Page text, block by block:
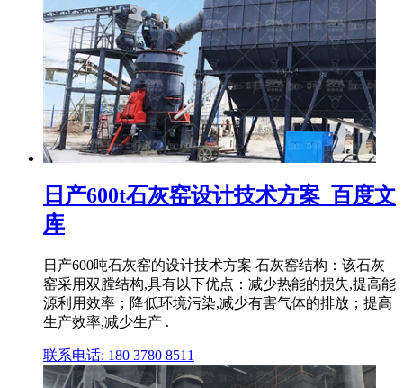
日产600t石灰窑设计技术方案_百度文
库
日产600吨石灰窑的设计技术方案 石灰窑结构：该石灰
窑采用双膛结构,具有以下优点：减少热能的损失,提高能
源利用效率；降低环境污染,减少有害气体的排放；提高
生产效率,减少生产 .
联系电话: 180 3780 8511